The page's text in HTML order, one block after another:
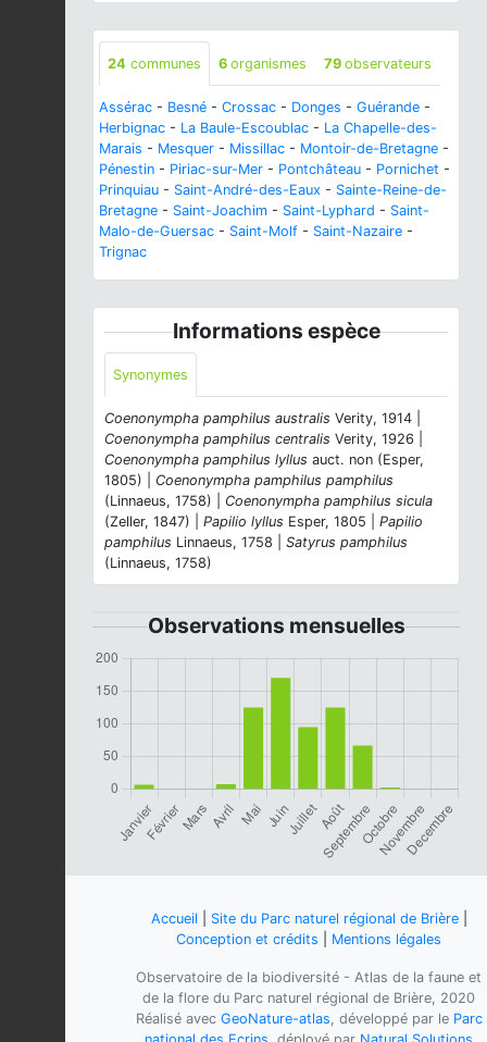
24 communes 6 organismes 79 observateurs
Assérac - Besné - Crossac - Donges - Guérande -
Herbignac - La Baule-Escoublac - La Chapelle-des-
Marais - Mesquer - Missillac - Montoir-de-Bretagne -
Pénestin - Piriac-sur-Mer - Pontchâteau - Pornichet -
Prinquiau - Saint-André-des-Eaux - Sainte-Reine-de-
Bretagne - Saint-Joachim - Saint-Lyphard - Saint-
Malo-de-Guersac - Saint-Molf - Saint-Nazaire -
Trignac
Informations espèce
Synonymes
Coenonympha pamphilus australis Verity, 1914 |
Coenonympha pamphilus centralis Verity, 1926 |
Coenonympha pamphilus lyllus auct. non (Esper,
1805) | Coenonympha pamphilus pamphilus
(Linnaeus, 1758) | Coenonympha pamphilus sicula
(Zeller, 1847) | Papilio lyllus Esper, 1805 | Papilio
pamphilus Linnaeus, 1758 | Satyrus pamphilus
(Linnaeus, 1758)
Observations mensuelles
Accueil Site du Parc naturel régional de Brière|
Conception et crédits
Mentions légales
Observatoire de la biodiversité - Atlas de la faune et
de la flore du Parc naturel régional de Brière, 2020
Réalisé avec GeoNature-atlas, développé par le Parc